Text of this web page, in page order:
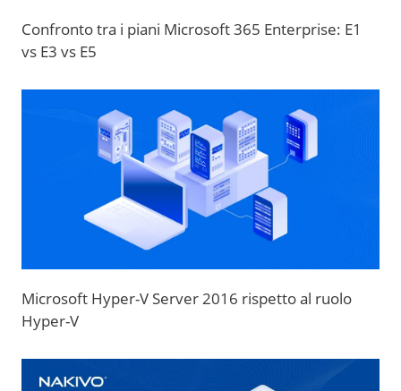
Confronto tra i piani Microsoft 365 Enterprise: E1
vs E3 vs E5
Microsoft Hyper-V Server 2016 rispetto al ruolo
Hyper-V